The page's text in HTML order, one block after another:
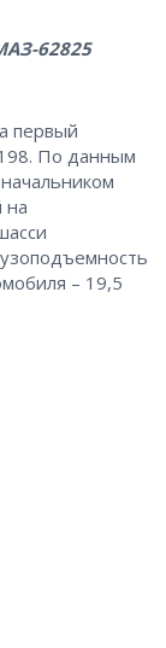
62825
первый
По данным
на
– 19,5